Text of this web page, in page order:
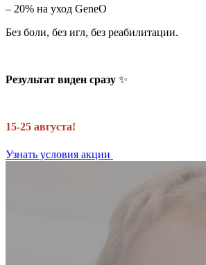
– 20% на уход GeneO
Без боли, без игл, без реабилитации.
Результат виден сразу ✨
15-25 августа!
Узнать условия акции